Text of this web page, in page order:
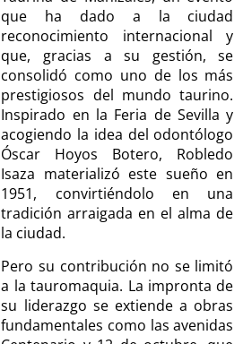
que ha dado a la ciudad
reconocimiento internacional y
que, gracias a su gestión, se
consolidó como uno de los más
prestigiosos del mundo taurino.
Inspirado en la Feria de Sevilla y
acogiendo la idea del odontólogo
Óscar Hoyos Botero, Robledo
Isaza materializó este sueño en
1951, convirtiéndolo en una
tradición arraigada en el alma de
la ciudad.
Pero su contribución no se limitó
a la tauromaquia. La impronta de
su liderazgo se extiende a obras
fundamentales como las avenidas